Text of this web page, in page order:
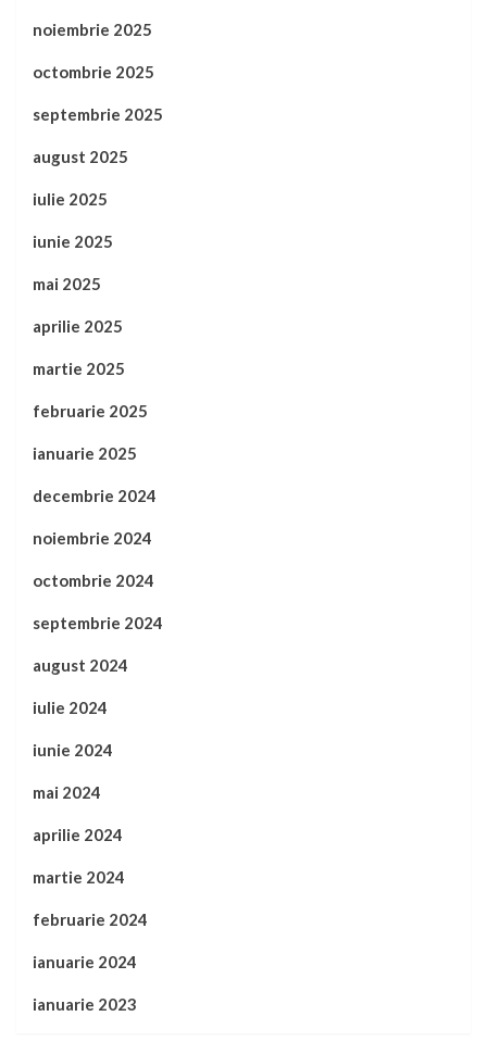
noiembrie 2025
octombrie 2025
septembrie 2025
august 2025
iulie 2025
iunie 2025
mai 2025
aprilie 2025
martie 2025
februarie 2025
ianuarie 2025
decembrie 2024
noiembrie 2024
octombrie 2024
septembrie 2024
august 2024
iulie 2024
iunie 2024
mai 2024
aprilie 2024
martie 2024
februarie 2024
ianuarie 2024
ianuarie 2023